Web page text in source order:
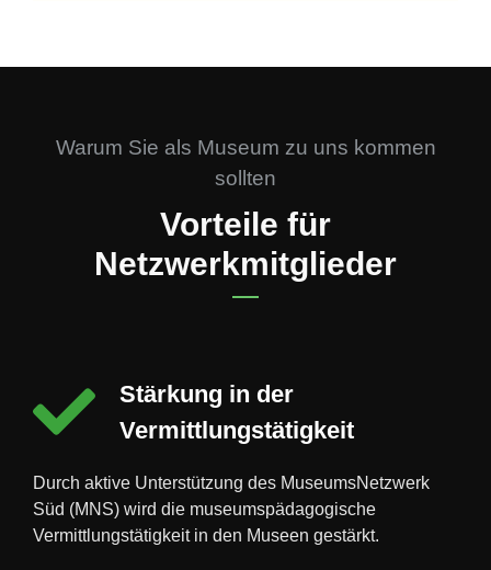
Warum Sie als Museum zu uns kommen
sollten
Vorteile für
Netzwerkmitglieder
Stärkung in der
Vermittlungstätigkeit
Durch aktive Unterstützung des MuseumsNetzwerk
Süd (MNS) wird die museumspädagogische
Vermittlungstätigkeit in den Museen gestärkt.